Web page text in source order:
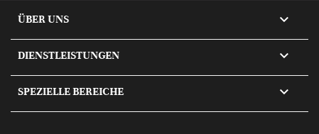
ÜBER UNS 
DIENSTLEISTUNGEN 
SPEZIELLE BEREICHE 